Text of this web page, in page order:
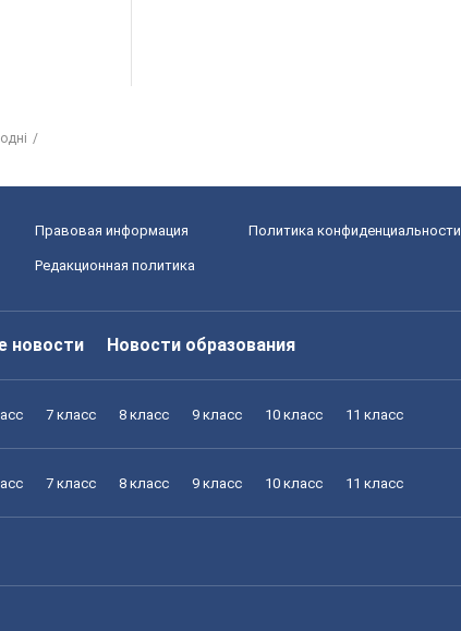
Правовая информация Политика конфиденциальности
Редакционная политика
новости Новости образования
7 класс 8 класс 9 класс 10 класс 11 класс
7 класс 8 класс 9 класс 10 класс 11 класс